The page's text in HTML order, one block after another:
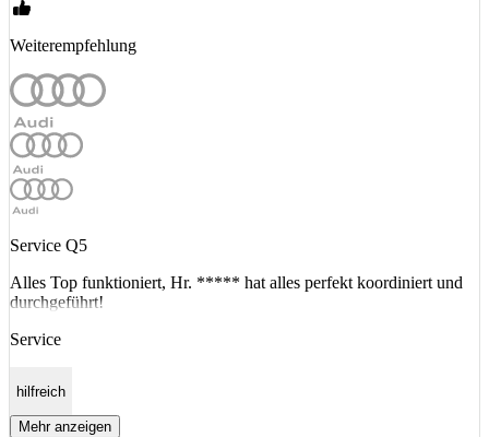
Weiterempfehlung
Service Q5
Alles Top funktioniert, Hr. ***** hat alles perfekt koordiniert und
durchgeführt!
Service
hilfreich
Mehr anzeigen